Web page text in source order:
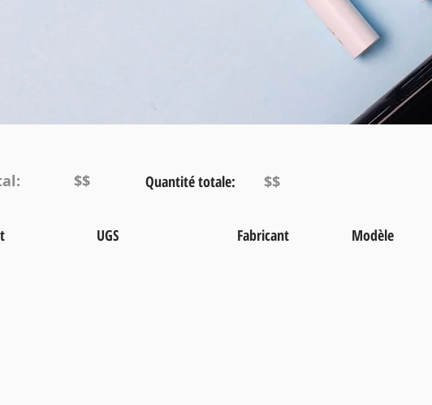
$$ $$
Quantité totale:
UGS Fabricant Modèle